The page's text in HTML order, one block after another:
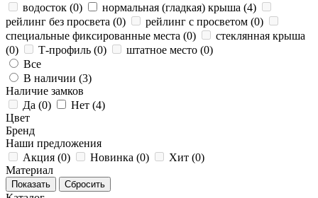
водосток (0) нормальная (гладкая) крыша (4)
рейлинг без просвета (0) рейлинг с просветом (0)
специальные фиксированные места (0)
стеклянная крыша
(0) Т-профиль (0) штатное место (0)
Все
В наличии (3)
Наличие замков
Да (0) Нет (4)
Цвет
Бренд
Наши предложения
Акция (0) Новинка (0) Хит (0)
Материал